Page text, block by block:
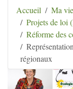
Aller au contenu
secondaire | Aller à
Hélène
Ancienne
Accueil
Ma
Projets de loi
Réforme des
régionaux